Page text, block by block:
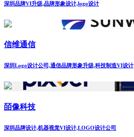
深圳品牌VI升级,品牌形象设计,logo设计
信维通信
深圳Logo设计公司,通信品牌形象升级,科技制造VI设计
皕像科技
深圳品牌设计,机器视觉VI设计,LOGO设计公司